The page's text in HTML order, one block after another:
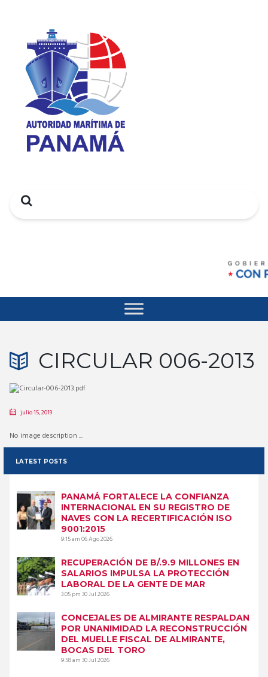
Search
CIRCULAR 006-2013
julio 15, 2019
No image description ...
LATEST POSTS
PANAMÁ FORTALECE LA CONFIANZA
INTERNACIONAL EN SU REGISTRO DE
NAVES CON LA RECERTIFICACIÓN ISO
9001:2015
9:15 am06 Ago 2026
RECUPERACIÓN DE B/.9.9 MILLONES EN
SALARIOS IMPULSA LA PROTECCIÓN
LABORAL DE LA GENTE DE MAR
3:05 pm30 Jul 2026
CONCEJALES DE ALMIRANTE RESPALDAN
POR UNANIMIDAD LA RECONSTRUCCIÓN
DEL MUELLE FISCAL DE ALMIRANTE,
BOCAS DEL TORO
9:58 am30 Jul 2026